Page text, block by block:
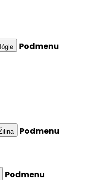
Podmenu
Podmenu
Podmenu